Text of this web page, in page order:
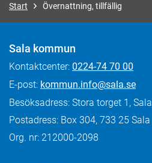
Start Övernattning, tillfällig
Sala kommun
Kontaktcenter: 0224-74 70 00
E-post: kommun.info@sala.se
Besöksadress: Stora torget 1, Sala
Postadress: Box 304, 733 25 Sala
Org. nr: 212000-2098